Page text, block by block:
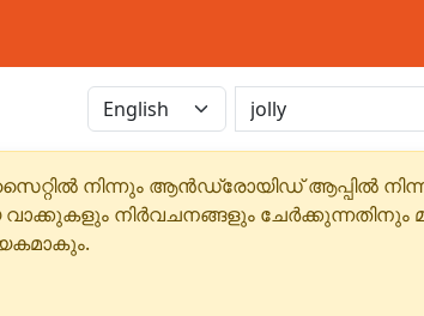
നിന്നും ആൻഡ്രോയിഡ് ആപ്പിൽ
നിർവചനങ്ങളും